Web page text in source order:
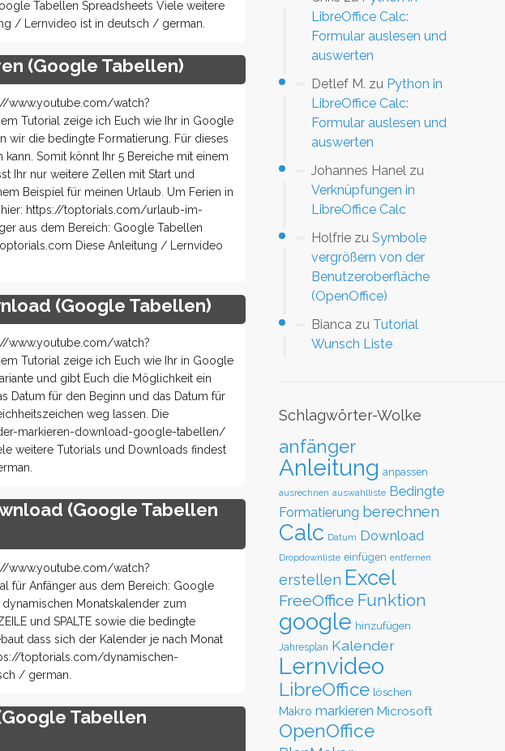
Tabellen Spreadsheets Viele weitere
/ Lernvideo ist in deutsch / german.
(Google Tabellen)
www.youtube.com/watch?
Tutorial zeige ich Euch wie Ihr in Google
wir die bedingte Formatierung. Für dieses
Somit könnt Ihr 5 Bereiche mit einem
Ihr nur weitere Zellen mit Start und
Beispiel für meinen Urlaub. Um Ferien in
hier: https://toptorials.com/urlaub-im-
aus dem Bereich: Google Tabellen
Diese Anleitung / Lernvideo
(Google Tabellen)
www.youtube.com/watch?
Tutorial zeige ich Euch wie Ihr in Google
und gibt Euch die Möglichkeit ein
Datum für den Beginn und das Datum für
weg lassen. Die
markieren-download-google-tabellen/
weitere Tutorials und Downloads findest
(Google Tabellen
www.youtube.com/watch?
für Anfänger aus dem Bereich: Google
Monatskalender zum
und SPALTE sowie die bedingte
dass sich der Kalender je nach Monat
toptorials.com/dynamischen-
/ german.
Tabellen
LibreOffice Calc:
Formular auslesen und
auswerten
Detlef M. zu Python in
LibreOffice Calc:
Formular auslesen und
auswerten
Johannes Hanel zu
Verknüpfungen in
LibreOffice Calc
Holfrie zu Symbole
vergrößern von der
Benutzeroberfläche
(OpenOffice)
Bianca zu Tutorial
Wunsch Liste
Schlagwörter-Wolke
anfänger
Anleitung anpassen
ausrechnen auswahlliste Bedingte
Formatierung berechnen
Calc Datum Download
Dropdownliste einfügen entfernen
erstellen Excel
FreeOffice Funktion
google hinzufügen
Jahresplan Kalender
Lernvideo
LibreOffice löschen
Makro markieren Microsoft
OpenOffice